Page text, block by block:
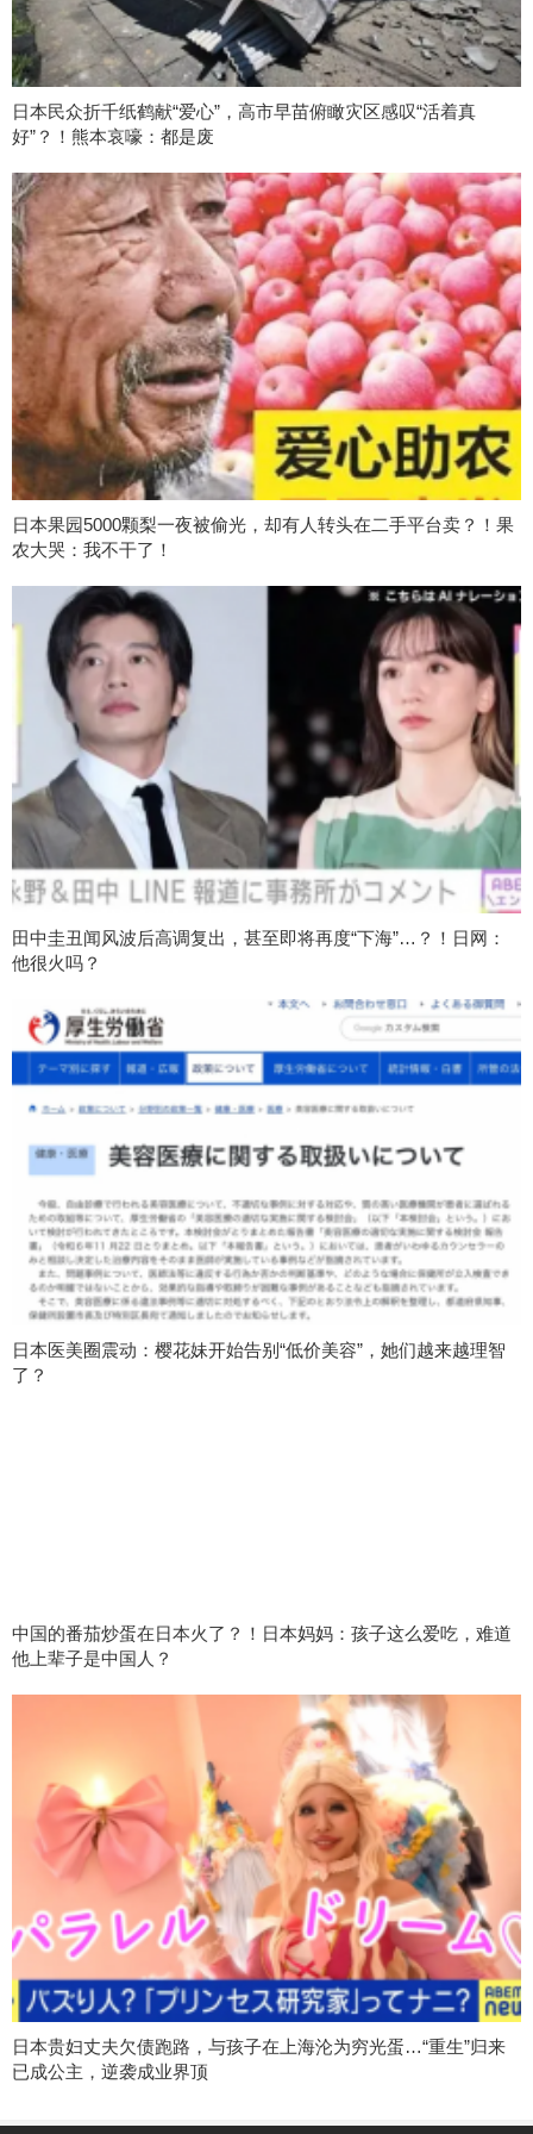
日本民众折千纸鹤献“爱心”，高市早苗俯瞰灾区感叹“活着真
好”？！熊本哀嚎：都是废
日本果园5000颗梨一夜被偷光，却有人转头在二手平台卖？！果
农大哭：我不干了！
田中圭丑闻风波后高调复出，甚至即将再度“下海”…？！日网：
他很火吗？
日本医美圈震动：樱花妹开始告别“低价美容”，她们越来越理智
了？
中国的番茄炒蛋在日本火了？！日本妈妈：孩子这么爱吃，难道
他上辈子是中国人？
日本贵妇丈夫欠债跑路，与孩子在上海沦为穷光蛋…“重生”归来
已成公主，逆袭成业界顶